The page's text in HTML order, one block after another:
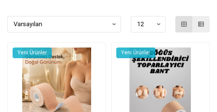
Yeni Ürünler Yeni Ürünler